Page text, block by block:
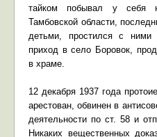
тайком побывал у себя
Тамбовской области,
детьми, простился с
приход в село Боровок,
в храме.
12 декабря 1937 года
арестован, обвинен в
деятельности по ст. 58 и
Никаких вещественных